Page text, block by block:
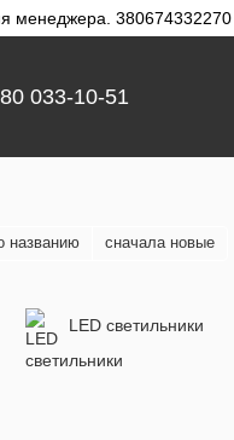
менеджера.
033-10-51
названию сначала новые
LED светильники